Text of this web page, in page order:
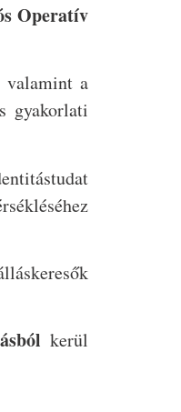
Operatív
valamint a
gyakorlati
kerül